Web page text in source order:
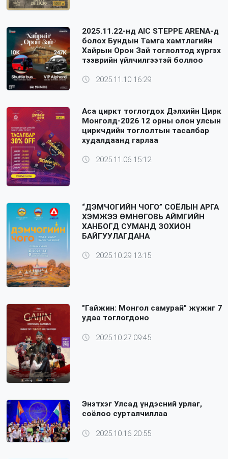
2025.11.22-нд AIC STEPPE ARENA-д
болох Бундын Тамга хамтлагийн
Хайрын Орон Зай тоглолтод хүргэх
тээврийн үйлчилгээтэй боллоо
2025.11.10 16:29
Аса циркт тоглогдох Дэлхийн Цирк
Монголд-2026 12 орны олон улсын
циркчдийн тоглолтын тасалбар
худалдаанд гарлаа
2025.11.06 15:12
“ДЭМЧОГИЙН ЧОГО” СОЁЛЫН АРГА
ХЭМЖЭЭ ӨМНӨГОВЬ АЙМГИЙН
ХАНБОГД СУМАНД ЗОХИОН
БАЙГУУЛАГДАНА
2025.10.29 13:15
"Гайжин: Монгол самурай" жүжиг 7
удаа тоглогдоно
2025.10.27 09:45
Энэтхэг Улсад үндэсний урлаг,
соёлоо сурталчиллаа
2025.10.16 20:55